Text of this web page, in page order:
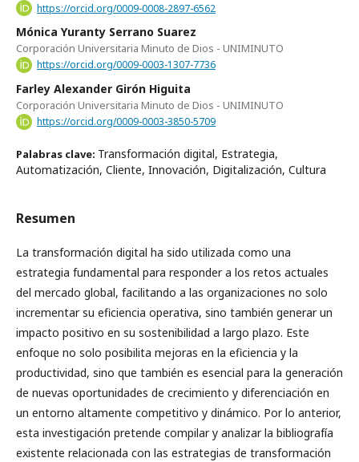
https://orcid.org/0009-0008-2897-6562
Mónica Yuranty Serrano Suarez
Corporación Universitaria Minuto de Dios - UNIMINUTO
https://orcid.org/0009-0003-1307-7736
Farley Alexander Girón Higuita
Corporación Universitaria Minuto de Dios - UNIMINUTO
https://orcid.org/0009-0003-3850-5709
Palabras clave: Transformación digital, Estrategia,
Automatización, Cliente, Innovación, Digitalización, Cultura
Resumen
La transformación digital ha sido utilizada como una
estrategia fundamental para responder a los retos actuales
del mercado global, facilitando a las organizaciones no solo
incrementar su eficiencia operativa, sino también generar un
impacto positivo en su sostenibilidad a largo plazo. Este
enfoque no solo posibilita mejoras en la eficiencia y la
productividad, sino que también es esencial para la generación
de nuevas oportunidades de crecimiento y diferenciación en
un entorno altamente competitivo y dinámico. Por lo anterior,
esta investigación pretende compilar y analizar la bibliografía
existente relacionada con las estrategias de transformación